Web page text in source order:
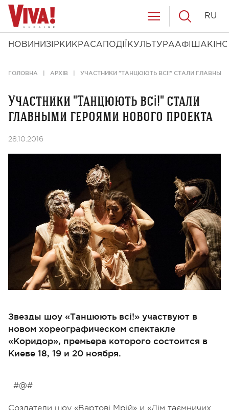
НОВИНИ ЗІРКИ КРАСА ПОДІЇ КУЛЬТУРААФІША КІНО
RU
ГОЛОВНА АРХІВ УЧАСТНИКИ "ТАНЦЮЮТЬ ВСІ!" СТАЛИ
Участники "Танцюють всі!" стали
главными героями нового проекта
28.10.2016
Звезды шоу «Танцюють всі!» участвуют в
новом хореографическом спектакле
«Коридор», премьера которого состоится в
Киеве 18, 19 и 20 ноября.
#@#
Создатели шоу «Вартові Мрій» и «Дім таємничих